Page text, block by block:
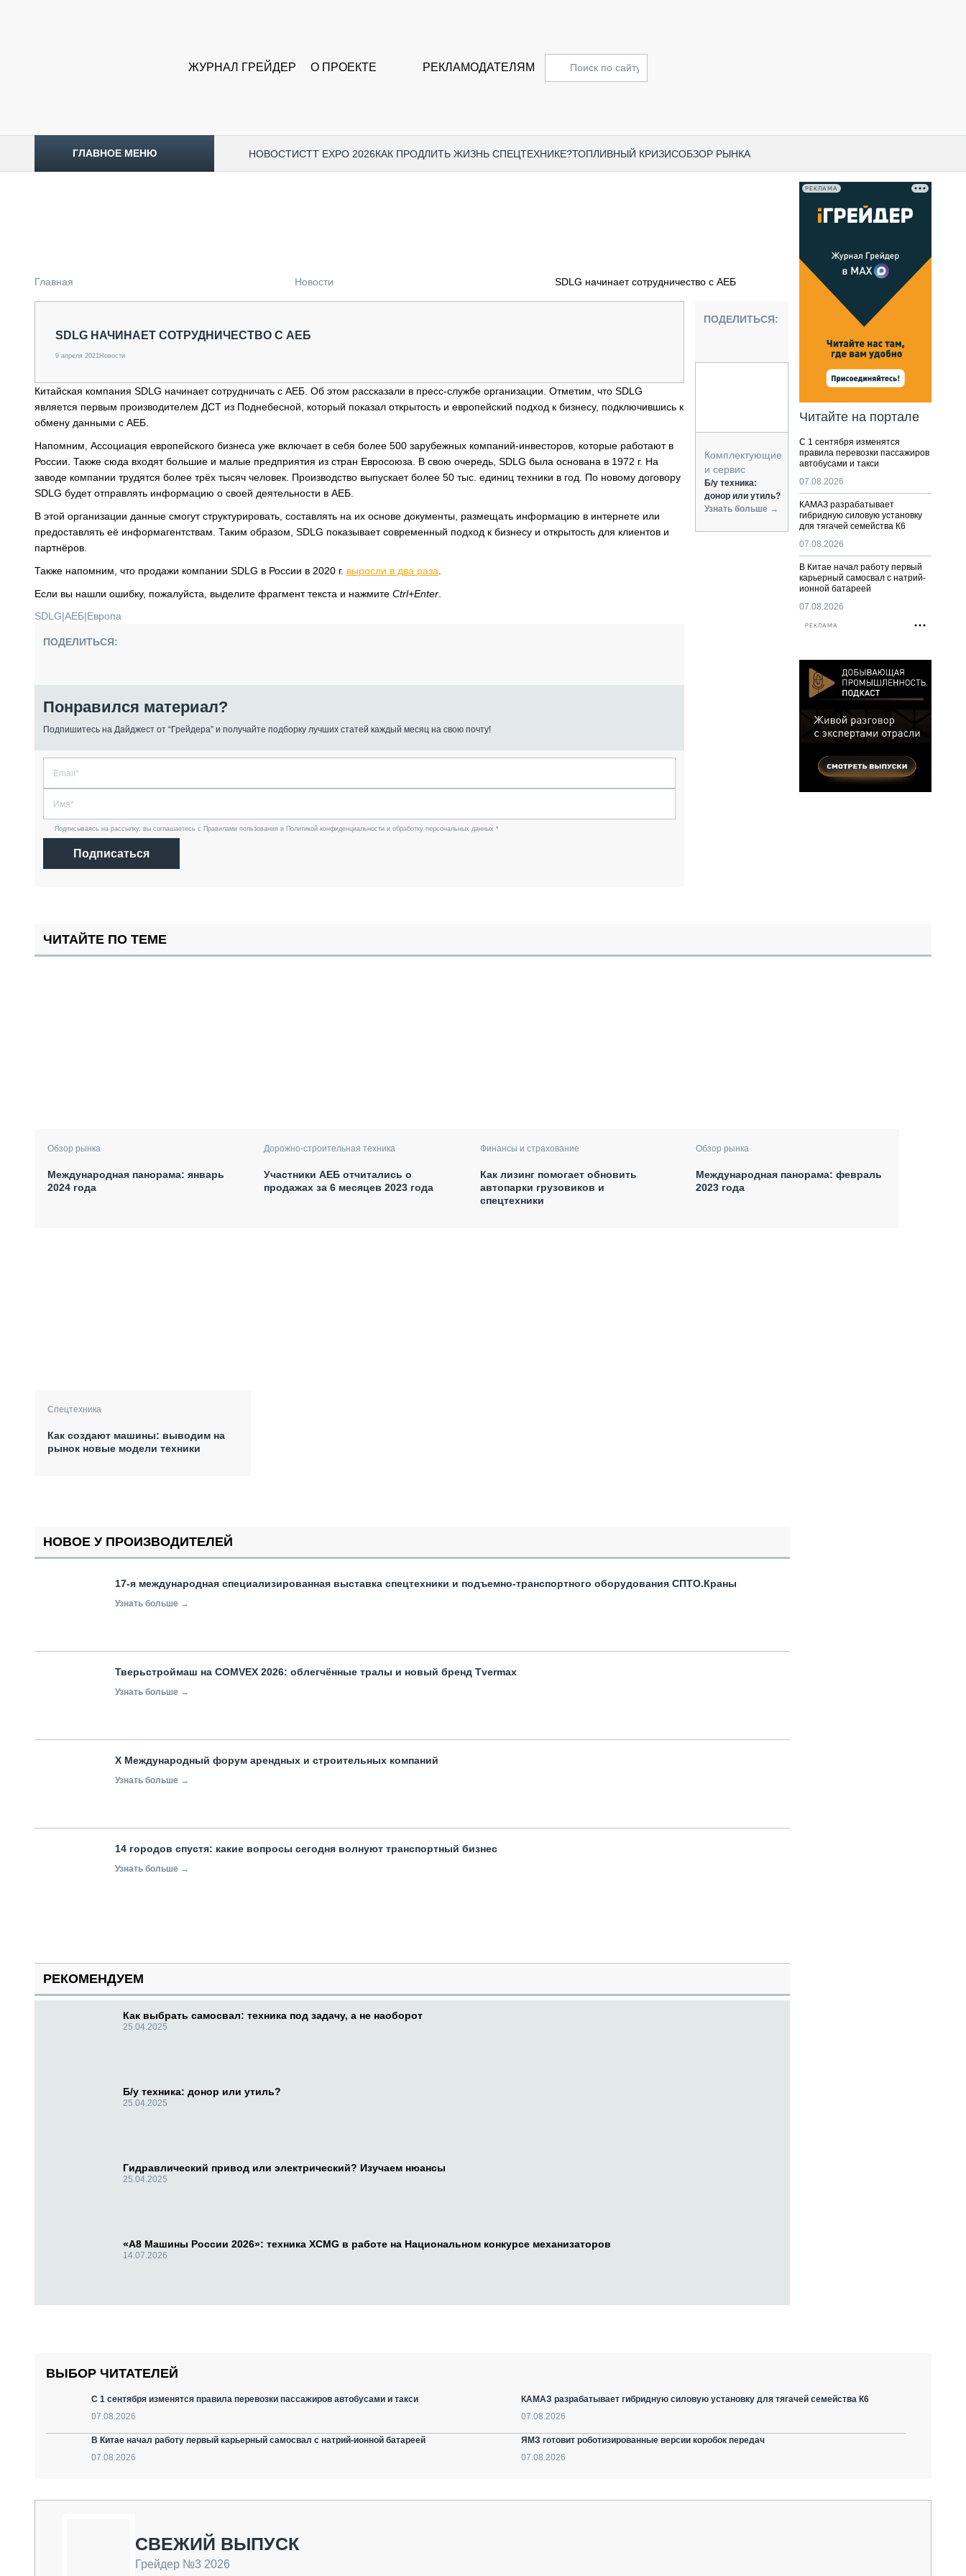
ЖУРНАЛ ГРЕЙДЕР О ПРОЕКТЕ РЕКЛАМОДАТЕЛЯМ
ГЛАВНОЕ МЕНЮ НОВОСТИCTT EXPO 2026КАК ПРОДЛИТЬ ЖИЗНЬ СПЕЦТЕХНИКЕ?ТОПЛИВНЫЙ КРИЗИСОБЗОР РЫНКА
ОБЗОР РЫНКА
ТЕХНИКА КРУПНЫМ ПЛАНОМ
ТЕХНОЛОГИИ
ДОРОЖНАЯ ИНДУСТРИЯ
СЕРВИСМЕНЫ
МЕРОПРИЯТИЯ
ПОДЪЁМНАЯ ТЕХНИКА
ПРИЦЕПНАЯ ТЕХНИКА
КОММУНАЛЬНАЯ ТЕХНИКА
ТЕХНИКА СПЕЦИАЛЬНОГО НАЗНАЧЕНИЯ
КАРЬЕРНАЯ ТЕХНИКА
АВТОМАТИЗАЦИЯ И ТЕХНОЛОГИИ
КОМПЛЕКТУЮЩИЕ И СЕРВИС
Главная Новости SDLG начинает сотрудничество с АЕБ
SDLG НАЧИНАЕТ СОТРУДНИЧЕСТВО С АЕБ
9 апреля 2021Новости
Китайская компания SDLG начинает сотрудничать с АЕБ. Об этом рассказали в пресс-службе организации. Отметим, что SDLG
является первым производителем ДСТ из Поднебесной, который показал открытость и европейский подход к бизнесу, подключившись к
обмену данными с АЕБ.
Напомним, Ассоциация европейского бизнеса уже включает в себя более 500 зарубежных компаний-инвесторов, которые работают в
России. Также сюда входят большие и малые предприятия из стран Евросоюза. В свою очередь, SDLG была основана в 1972 г. На
заводе компании трудятся более трёх тысяч человек. Производство выпускает более 50 тыс. единиц техники в год. По новому договору
SDLG будет отправлять информацию о своей деятельности в АЕБ.
В этой организации данные смогут структурировать, составлять на их основе документы, размещать информацию в интернете или
предоставлять её информагентствам. Таким образом, SDLG показывает современный подход к бизнесу и открытость для клиентов и
партнёров.
Также напомним, что продажи компании SDLG в России в 2020 г. выросли в два раза
Если вы нашли ошибку, пожалуйста, выделите фрагмент текста и нажмите Ctrl+Enter
SDLG|АЕБ|Европа
ПОДЕЛИТЬСЯ:
Понравился материал?
Подпишитесь на Дайджест от “Грейдера” и получайте подборку лучших статей каждый месяц на свою почту!
Подписываясь на рассылку, вы соглашаетесь с Правилами пользования и Политикой конфиденциальности и обработку персональных данных *
Подписаться
ПОДЕЛИТЬСЯ:
Комплектующие
и сервис
Б/у техника:
донор или утиль?
Узнать больше →
РЕКЛАМА
Читайте на портале
С 1 сентября изменятся
правила перевозки пассажиров
автобусами и такси
07.08.2026
КАМАЗ разрабатывает
гибридную силовую установку
для тягачей семейства К6
07.08.2026
В Китае начал работу первый
карьерный самосвал с натрий-
ионной батареей
07.08.2026
РЕКЛАМА
ЧИТАЙТЕ ПО ТЕМЕ
Обзор рынка
Международная панорама: январь
2024 года
Дорожно-строительная техника
Участники АЕБ отчитались о
продажах за 6 месяцев 2023 года
Финансы и страхование
Как лизинг помогает обновить
автопарки грузовиков и
спецтехники
Обзор рынка
Международная панорама: февраль
2023 года
Спецтехника
Как создают машины: выводим на
рынок новые модели техники
НОВОЕ У ПРОИЗВОДИТЕЛЕЙ
17-я международная специализированная выставка спецтехники и подъемно-транспортного оборудования СПТО.Краны
Узнать больше →
Тверьстроймаш на COMVEX 2026: облегчённые тралы и новый бренд Tvermax
Узнать больше →
X Международный форум арендных и строительных компаний
Узнать больше →
14 городов спустя: какие вопросы сегодня волнуют транспортный бизнес
Узнать больше →
РЕКОМЕНДУЕМ
Как выбрать самосвал: техника под задачу, а не наоборот
25.04.2025
Б/у техника: донор или утиль?
25.04.2025
Гидравлический привод или электрический? Изучаем нюансы
25.04.2025
«А8 Машины России 2026»: техника XCMG в работе на Национальном конкурсе механизаторов
14.07.2026
ВЫБОР ЧИТАТЕЛЕЙ
С 1 сентября изменятся правила перевозки пассажиров автобусами и такси
07.08.2026
КАМАЗ разрабатывает гибридную силовую установку для тягачей семейства К6
07.08.2026
В Китае начал работу первый карьерный самосвал с натрий-ионной батареей
07.08.2026
ЯМЗ готовит роботизированные версии коробок передач
07.08.2026
СВЕЖИЙ ВЫПУСК
Грейдер №3 2026